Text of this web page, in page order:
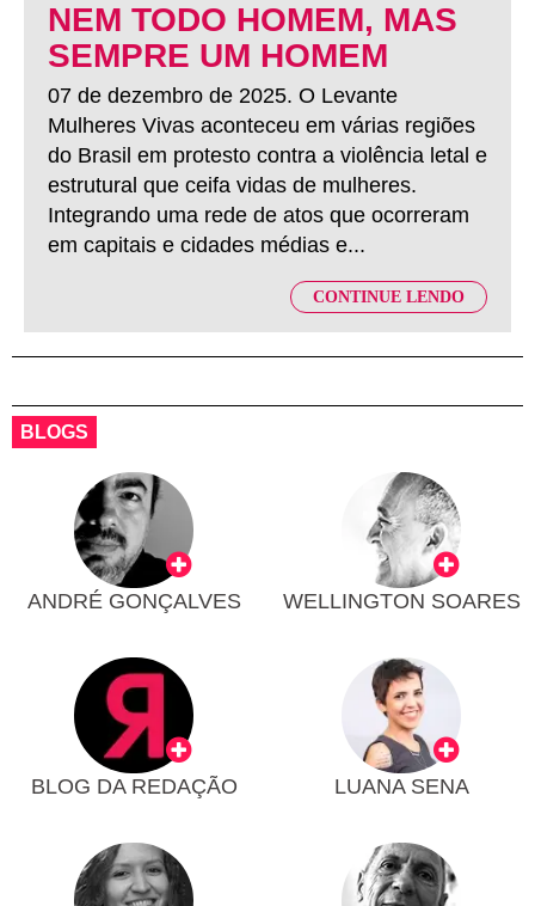
NEM TODO HOMEM, MAS
SEMPRE UM HOMEM
07 de dezembro de 2025. O Levante
Mulheres Vivas aconteceu em várias regiões
do Brasil em protesto contra a violência letal e
estrutural que ceifa vidas de mulheres.
Integrando uma rede de atos que ocorreram
em capitais e cidades médias e...
CONTINUE LENDO
BLOGS
ANDRÉ GONÇALVES WELLINGTON SOARES
BLOG DA REDAÇÃO LUANA SENA